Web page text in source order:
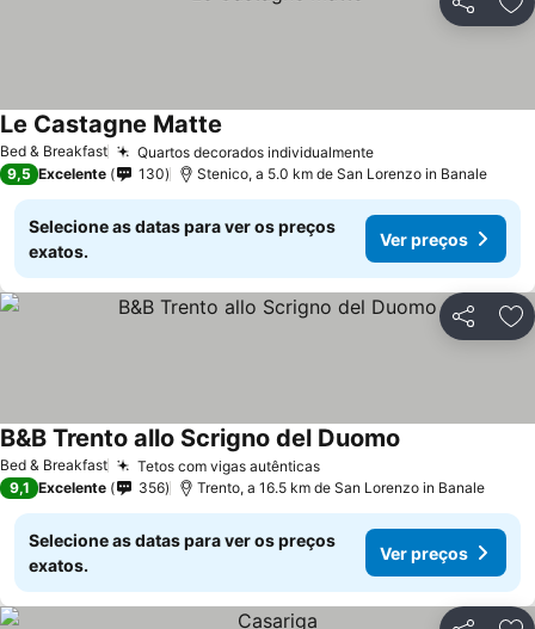
Partilhar
Bed & Breakfast Quartos decorados individualmenteVer preços
Le Castagne Matte
9,5 Excelente 130 Stenico, a 5.0 km de San Lorenzo in Banale
Selecione as datas para ver os preços
exatos.
Ver preços
Partilhar
Bed & Breakfast Tetos com vigas autênticasVer preços
B&B Trento allo Scrigno del Duomo
9,1 Excelente 356 Trento, a 16.5 km de San Lorenzo in Banale
Selecione as datas para ver os preços
exatos.
Ver preços